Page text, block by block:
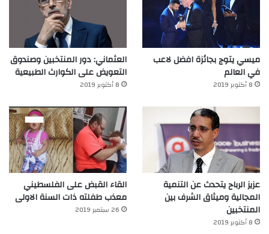
ميسي يتوج بجائزة افضل لاعب
في العالم‎
8 أكتوبر 2019
العثماني: دور المنتخبين وصندوق
التعويض على الكوارث الطبيعية
8 أكتوبر 2019
عزيز الرباح يتحدث عن التنمية
المجالية وميثاق الشرف بين
المنتخبين
8 أكتوبر 2019
القاء القبض على الفلسطيني
معذب طفلته ذات السنة الاولى
26 سبتمبر 2019